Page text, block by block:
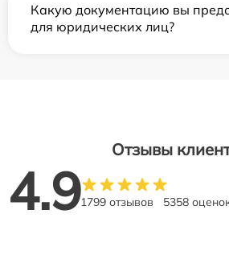
Какую документацию вы
для юридических лиц?
Отзывы
4.91799 отзывов 5358